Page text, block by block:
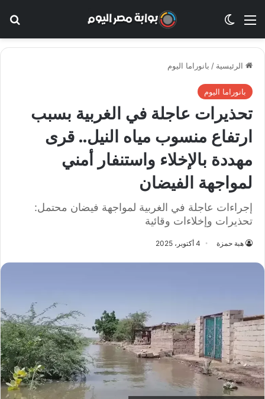
القائمة الوضع المظلم
الرئيسية / بانوراما اليوم
بانوراما اليوم
تحذيرات عاجلة في الغربية بسبب
ارتفاع منسوب مياه النيل.. قرى
مهددة بالإخلاء واستنفار أمني
لمواجهة الفيضان
إجراءات عاجلة في الغربية لمواجهة فيضان محتمل:
تحذيرات وإخلاءات وقائية
هبة حمزة 4 أكتوبر، 2025